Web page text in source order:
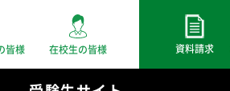
皆様 在校生の皆様 資料請求